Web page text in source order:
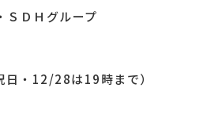
ＳＤＨグループ
・12/28は19時まで）